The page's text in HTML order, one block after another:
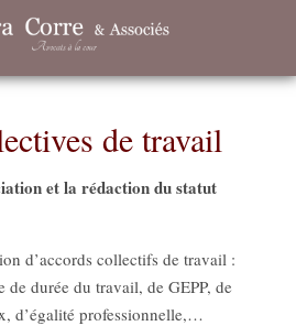
de travail
et la rédaction du statut
d’accords collectifs de travail :
de durée du travail, de GEPP, de
d’égalité professionnelle,…